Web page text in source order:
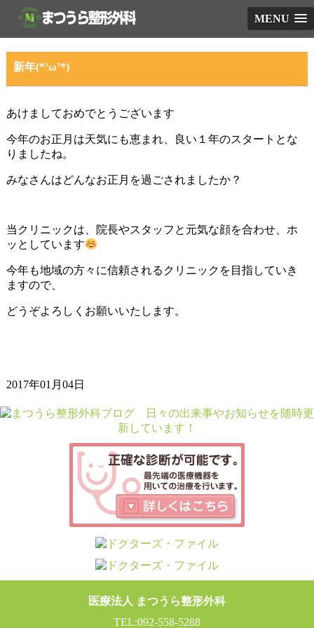
MENU
新年(*’ω’*)
あけましておめでとうございます
今年のお正月は天気にも恵まれ、良い１年のスタートとな
りましたね。
みなさんはどんなお正月を過ごされましたか？
当クリニックは、院長やスタッフと元気な顔を合わせ、ホ
ッとしています
今年も地域の方々に信頼されるクリニックを目指していき
ますので、
どうぞよろしくお願いいたします。
2017年01月04日
医療法人 まつうら整形外科
TEL:092-558-5288